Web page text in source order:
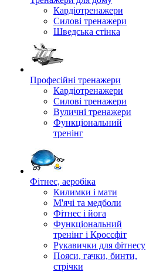
Кардіотренажери
Силові тренажери
Шведська стінка
Професійні тренажери
Кардіотренажери
Силові тренажери
Вуличні тренажери
Функціональний
тренінг
Фітнес, аеробіка
Килимки і мати
М'ячі та медболи
Фітнес і йога
Функціональний
тренінг і Кроссфіт
Рукавички для фітнесу
Пояси, гачки, бинти,
стрічки